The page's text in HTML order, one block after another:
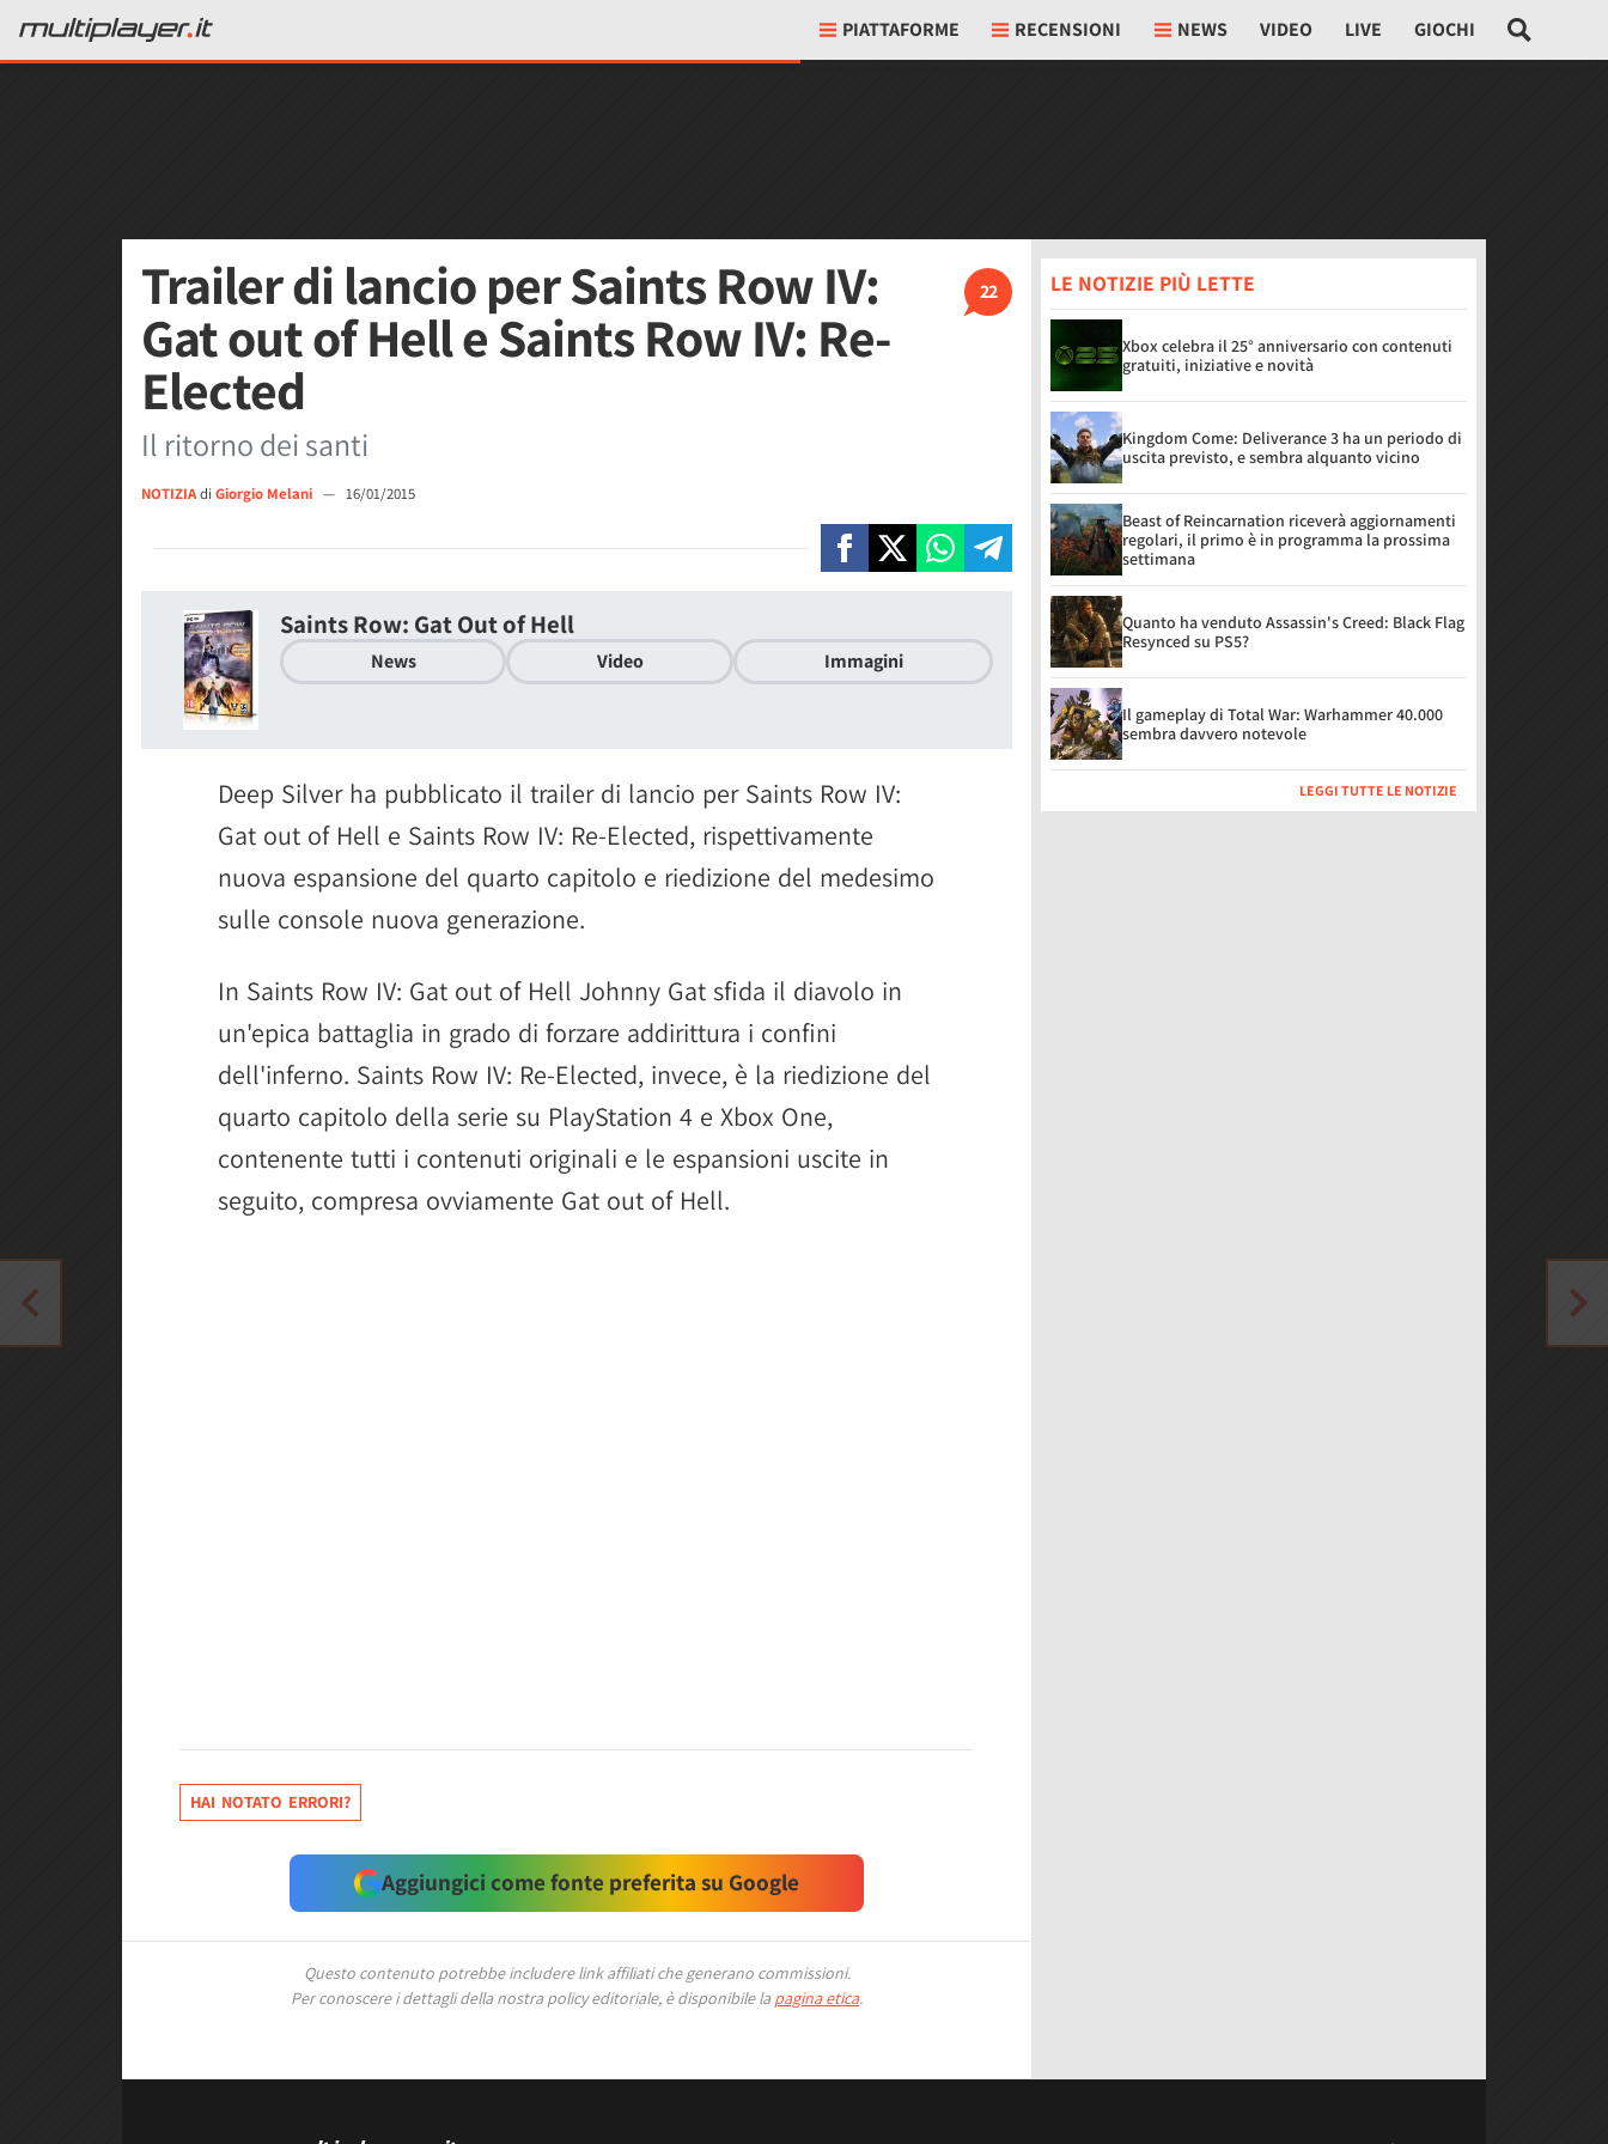
PIATTAFORME RECENSIONI NEWS VIDEO LIVE GIOCHI
22
Trailer di lancio per Saints Row IV:
Gat out of Hell e Saints Row IV: Re-
Elected
Il ritorno dei santi
NOTIZIAdi Giorgio Melani — 16/01/2015
Saints Row: Gat Out of Hell
News Video Immagini
Deep Silver ha pubblicato il trailer di lancio per Saints Row IV:
Gat out of Hell e Saints Row IV: Re-Elected, rispettivamente
nuova espansione del quarto capitolo e riedizione del medesimo
sulle console nuova generazione.
In Saints Row IV: Gat out of Hell Johnny Gat sfida il diavolo in
un'epica battaglia in grado di forzare addirittura i confini
dell'inferno. Saints Row IV: Re-Elected, invece, è la riedizione del
quarto capitolo della serie su PlayStation 4 e Xbox One,
contenente tutti i contenuti originali e le espansioni uscite in
seguito, compresa ovviamente Gat out of Hell.
HAI NOTATO ERRORI?
Aggiungici come fonte preferita su Google
Questo contenuto potrebbe includere link affiliati che generano commissioni.
Per conoscere i dettagli della nostra policy editoriale, è disponibile la pagina etica.
LE NOTIZIE PIÙ LETTE
Xbox celebra il 25° anniversario con contenuti
gratuiti, iniziative e novità
Kingdom Come: Deliverance 3 ha un periodo di
uscita previsto, e sembra alquanto vicino
Beast of Reincarnation riceverà aggiornamenti
regolari, il primo è in programma la prossima
settimana
Quanto ha venduto Assassin's Creed: Black Flag
Resynced su PS5?
Il gameplay di Total War: Warhammer 40.000
sembra davvero notevole
LEGGI TUTTE LE NOTIZIE